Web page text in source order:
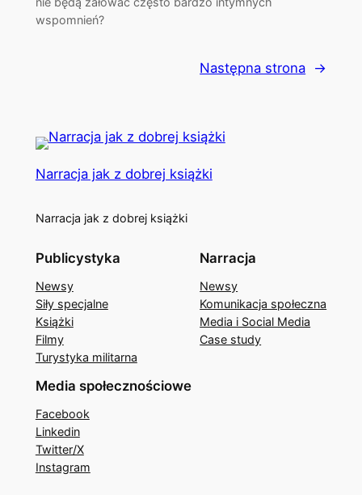
wspomnień?
Następna strona →
Narracja jak z dobrej książki
Narracja jak z dobrej książki
Publicystyka
Newsy
Siły specjalne
Książki
Filmy
Turystyka militarna
Narracja
Newsy
Komunikacja społeczna
Media i Social Media
Case study
Media społecznościowe
Facebook
Linkedin
Twitter/X
Instagram